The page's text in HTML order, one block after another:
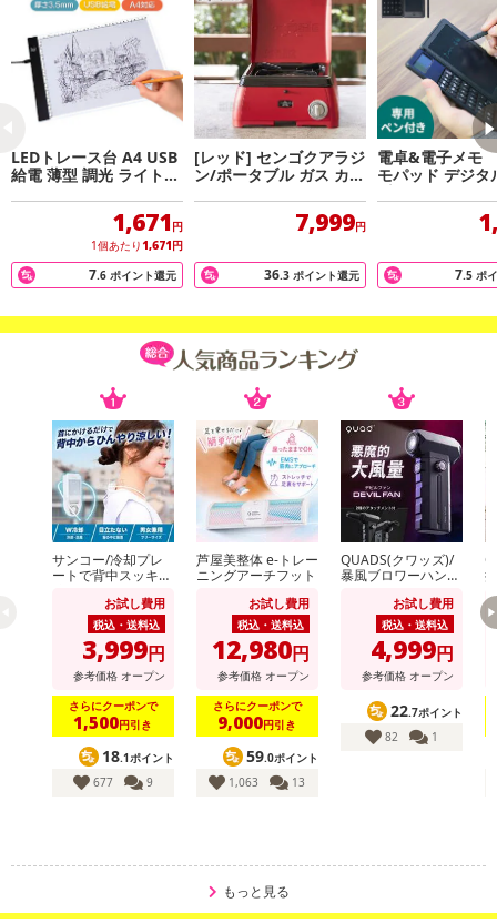
LEDトレース台 A4 USB
給電 薄型 調光 ライトパ
1,671 円
1個あたり 1,671円
7.6 ポイント還元
[レッド] センゴクアラジ
ン/ポータブル ガス カセ
ングル/SAG-K29A-R
7,999円
36.3 ポイント還元
電卓&電子メモ
モパッド デジタ
(専用ペン付き)
7.5 ポ
サンコー/冷却プレ
ートで背中スッキリ
ル」 (冷却プレート
&送風のW冷却/吸気
口/男女兼用)/SENA
CLSWH
お試し費用
税込・送料込
3,999円
参考価格 オープン
さらにクーポンで
1,500円引き
18.1ポイント
677
9
芦屋美整体 e-トレー
ニングアーチフット
お試し費用
税込・送料込
12,980円
参考価格 オープン
さらにクーポンで
9,000円引き
59.0ポイント
1,063
13
QUADS(クワッズ)/
暴風ブロワーハンデ
ァン」(100段階+デ
ビルモード/2種アタ
ッチメント付/LEDラ
イト搭載/タイプC充
電対応)/QS691BK
お試し費用
税込・送料込
4,999円
参考価格 オープン
22.7ポイント
82
1
もっと見る